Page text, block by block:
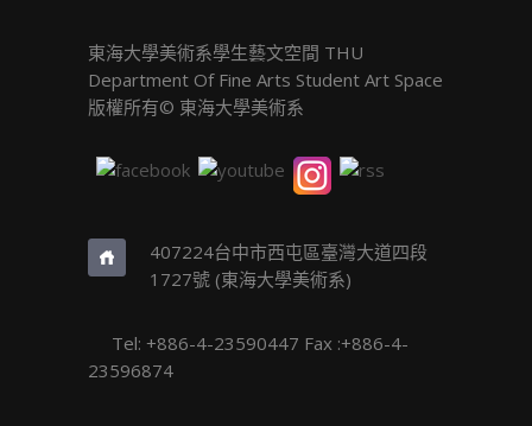
東海大學美術系學生藝文空間 THU
Department Of Fine Arts Student Art Space
版權所有© 東海大學美術系
407224台中市西屯區臺灣大道四段
1727號 (東海大學美術系)
Tel: +886-4-23590447 Fax :+886-4-
23596874